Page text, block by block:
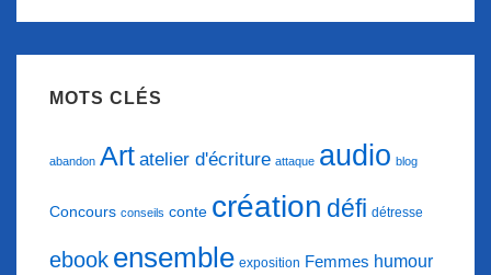
MOTS CLÉS
abandon Art atelier d'écriture attaque audio blog
Concours conseils conte création défi détresse
ebook ensemble exposition Femmes humour